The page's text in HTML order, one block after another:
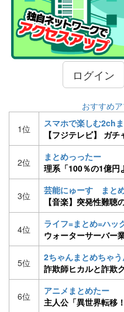
ログイン
おすすめ
1位
スマホで楽しむ2ch
【フジテレビ】 ガ
ラ ポンキッキーズ3
2位
まとめっったー
理系「100％の1億円
高い。1億を選ぶや
3位
芸能にゅーす まと
【音楽】突発性難
語る「ライブや爆音
い」
4位
ライフ=まとめ=ハッ
ウォーターサーバー
料！」ワイ「ええな
5位
2ちゃんまとめちゃ
詐欺師ヒカルと詐欺
ツイ垢凍結【part66
6位
アニメまとめたー
主人公「異世界転